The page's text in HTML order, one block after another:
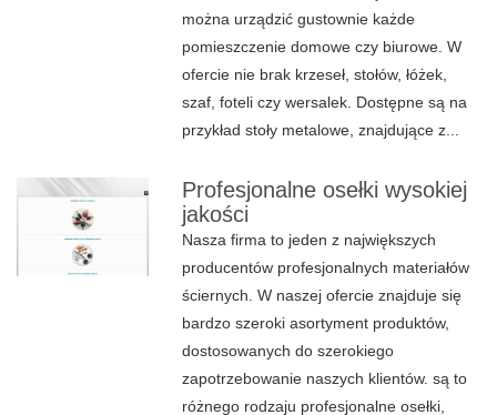
można urządzić gustownie każde
pomieszczenie domowe czy biurowe. W
ofercie nie brak krzeseł, stołów, łóżek,
szaf, foteli czy wersalek. Dostępne są na
przykład stoły metalowe, znajdujące z...
Profesjonalne osełki wysokiej
jakości
Nasza firma to jeden z największych
producentów profesjonalnych materiałów
ściernych. W naszej ofercie znajduje się
bardzo szeroki asortyment produktów,
dostosowanych do szerokiego
zapotrzebowanie naszych klientów. są to
różnego rodzaju profesjonalne osełki,